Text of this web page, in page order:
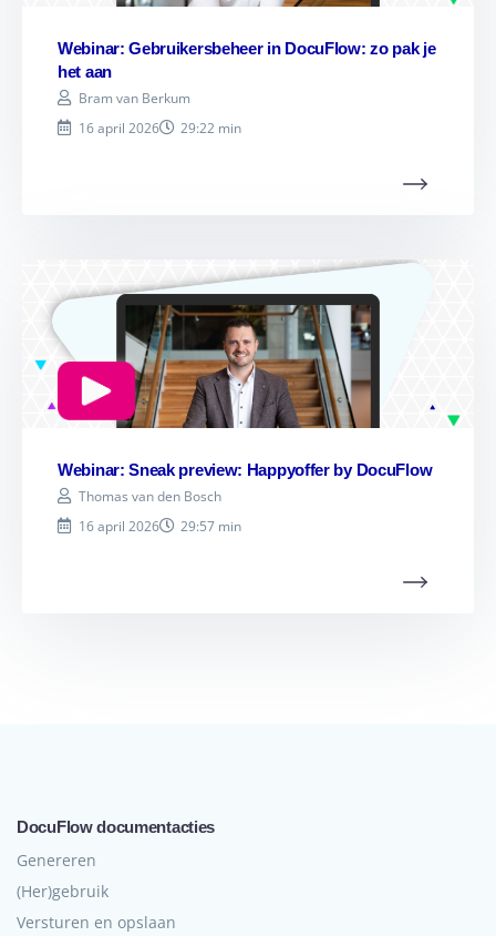
Webinar: Gebruikersbeheer in DocuFlow: zo pak je
het aan
Bram van Berkum
16 april 2026
29:22 min
Webinar: Sneak preview: Happyoffer by DocuFlow
Thomas van den Bosch
16 april 2026
29:57 min
DocuFlow documentacties
Genereren
(Her)gebruik
Versturen en opslaan